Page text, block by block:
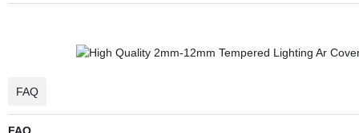
FAQ